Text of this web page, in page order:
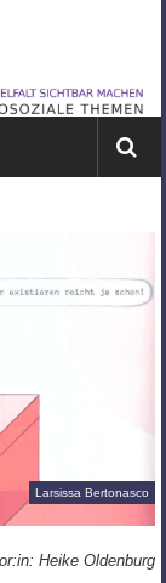
Larsissa Bertonasco
Heike Oldenburg